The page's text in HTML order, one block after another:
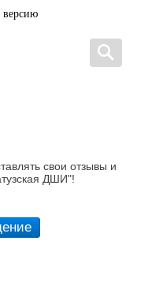
версию
свои отзывы и
ДШИ"!